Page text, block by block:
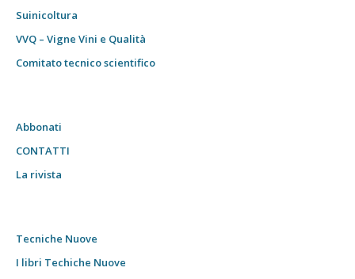
Suinicoltura
VVQ – Vigne Vini e Qualità
Comitato tecnico scientifico
Abbonati
CONTATTI
La rivista
Tecniche Nuove
I libri Techiche Nuove